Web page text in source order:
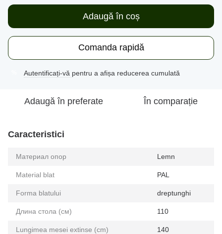
Adaugă în coș
Comanda rapidă
Autentificați-vă pentru a afișa reducerea cumulată
Adaugă în preferate În comparație
Caracteristici
Материал опор Lemn
Material blat PAL
Forma blatului dreptunghi
Длина стола (см) 110
Lungimea mesei extinse (cm) 140